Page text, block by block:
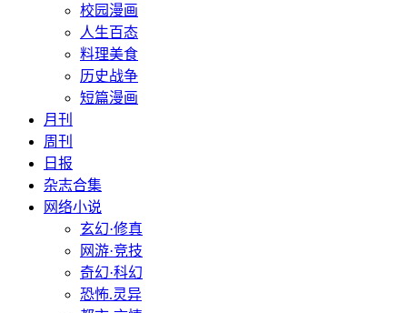
校园漫画
人生百态
料理美食
历史战争
短篇漫画
月刊
周刊
日报
杂志合集
网络小说
玄幻·修真
网游·竞技
奇幻·科幻
恐怖.灵异